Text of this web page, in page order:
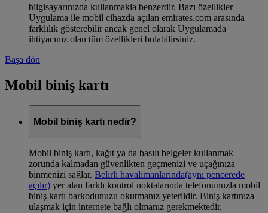
bilgisayarınızda kullanmakla benzerdir. Bazı özellikler
Uygulama ile mobil cihazda açılan emirates.com arasında
farklılık gösterebilir ancak genel olarak Uygulamada
ihtiyacınız olan tüm özellikleri bulabilirsiniz.
Başa dön
Mobil biniş kartı
Mobil biniş kartı nedir?
Mobil biniş kartı, kağıt ya da basılı belgeler kullanmak
zorunda kalmadan güvenlikten geçmenizi ve uçağınıza
binmenizi sağlar. Belirli havalimanlarında(aynı pencerede
açılır) yer alan farklı kontrol noktalarında telefonunuzla mobil
biniş kartı barkodunuzu okutmanız yeterlidir. Biniş kartınıza
ulaşmak için internete bağlı olmanız gerekmektedir.